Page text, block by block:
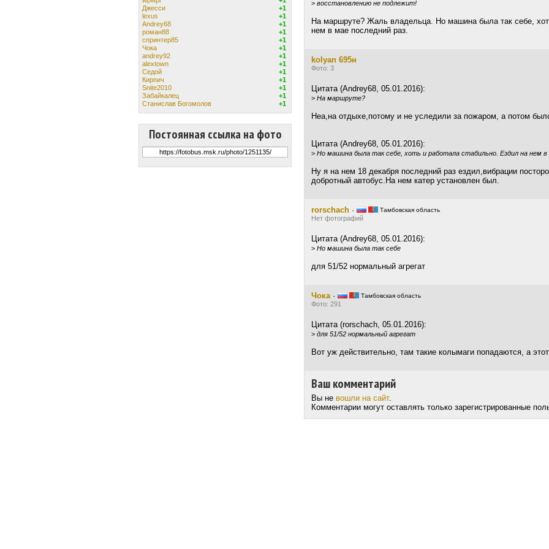
Джесси
+1
lexus
+1
Andrey68
+1
роман88
+1
спринтер85
+1
Чока
+1
andrey92
+1
alextown
+1
Cедой
+1
Кирпич
+1
Snite2010
+1
Забайкалец
+1
Станислав Богомолов
+1
Постоянная ссылка на фото
> восстановлению не подлежит!
На маршруте? Жаль владельца. Но машина была так себе,
нем в мае последний раз.
kolyan 695н
Фото: 3
Цитата (Andrey68, 05.01.2016):
> На маршруте?
Неа,на отдыхе,потому и не уследили за пожаром, а потом
Цитата (Andrey68, 05.01.2016):
> Но машина была так себе, хоть и работала стабильно. Ездил на нем в
Ну я на нем 18 декабря последний раз ездил,вибрации
добротный автобус.На нем катер установлен был.
rorschach · Тамбовская область
Нет фотографий
Цитата (Andrey68, 05.01.2016):
> Но машина была так себе
для 51/52 нормальный агрегат
Чока· Тамбовская область
Фото: 291
Цитата (rorschach, 05.01.2016):
> для 51/52 нормальный агрегат
Вот уж действительно, там такие колымаги попадаются, а
Ваш комментарий
Вы не вошли на сайт.
Комментарии могут оставлять только зарегистрированные